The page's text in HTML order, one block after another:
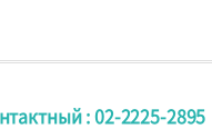
: 02-2225-2895